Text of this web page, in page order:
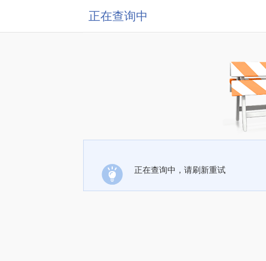
正在查询中
正在查询中，请刷新重试